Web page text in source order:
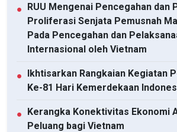
● RUU Mengenai Pencegahan dan
Proliferasi Senjata Pemusnah
Pada Pencegahan dan
Internasional oleh Vietnam
● Ikhtisarkan Rangkaian Kegiatan
Ke-81 Hari Kemerdekaan
● Kerangka Konektivitas Ekonomi
Peluang bagi Vietnam